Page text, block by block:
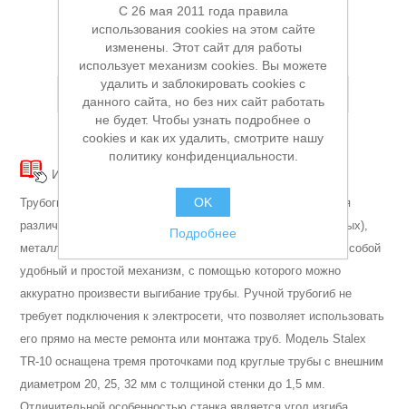
В КОРЗИНУ
Добавить в список пожеланий
Инструкция
Трубогиб ручной STALEX TR-10 используется для сгибания
различных металлических (алюминиевых, медных, стальных),
металлопластиковых труб. Этот инструмент представляет собой
удобный и простой механизм, с помощью которого можно
аккуратно произвести выгибание трубы. Ручной трубогиб не
требует подключения к электросети, что позволяет использовать
его прямо на месте ремонта или монтажа труб. Модель Stalex
TR-10 оснащена тремя проточками под круглые трубы с внешним
диаметром 20, 25, 32 мм с толщиной стенки до 1,5 мм.
C 26 мая 2011 года правила
использования cookies на этом сайте
изменены. Этот сайт для работы
использует механизм cookies. Вы можете
удалить и заблокировать cookies с
данного сайта, но без них сайт работать
не будет. Чтобы узнать подробнее о
cookies и как их удалить, смотрите нашу
политику конфиденциальности.
OK
Подробнее